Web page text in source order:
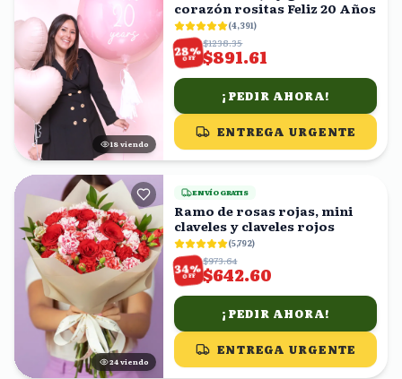
18 viendo
corazón rositas Feliz 20 Años
(4,391)
28%
OFF
$1238.35
$891.61
¡PEDIR AHORA!
ENTREGA URGENTE
24 viendo
ENVÍO GRATIS
Ramo de rosas rojas, mini
claveles y claveles rojos
(5,792)
34%
OFF
$973.64
$642.60
¡PEDIR AHORA!
ENTREGA URGENTE